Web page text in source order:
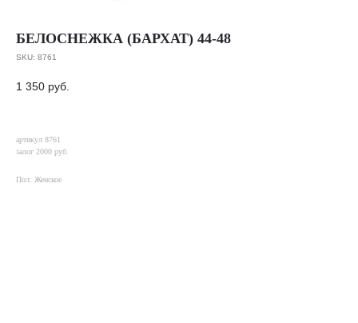
БЕЛОСНЕЖКА (БАРХАТ) 44-48
SKU: 8761
1 350 руб.
артикул 8761
залог 2000 руб.
Пол: Женское